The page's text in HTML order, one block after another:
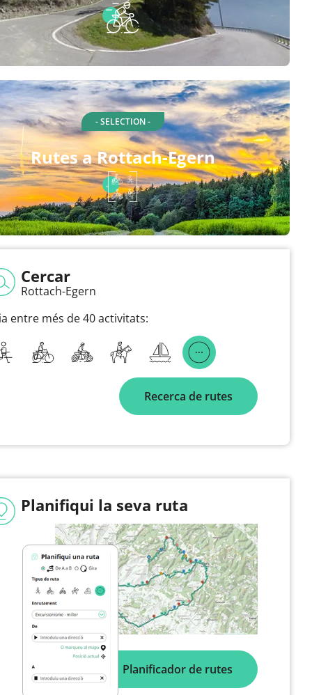
- SELECTION -
Rutes a Rottach-Egern
Cercar
Rottach-Egern
entre més de 40 activitats:
Recerca de rutes
Planifiqui la seva ruta
Planificador de rutes